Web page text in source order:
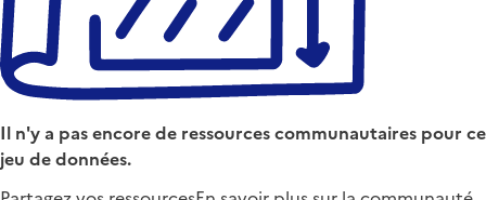
Il n'y a pas encore de ressources communautaires pour ce
jeu de données.